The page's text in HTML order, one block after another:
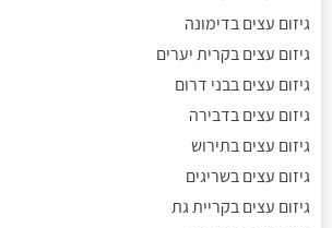
גיזום עצים בדימונה
גיזום עצים בקרית יערים
גיזום עצים בבני דרום
גיזום עצים בדבירה
גיזום עצים בתירוש
גיזום עצים בשריגים
גיזום עצים בקריית גת